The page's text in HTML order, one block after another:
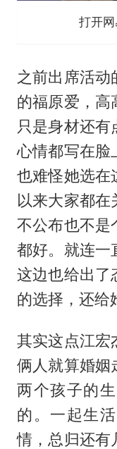
打开
之前出席活动
的福原爱，高
只是身材还
心情都写在脸
也难怪她选在
以来大家都在
不公布也不是
都好。就连一
这边也给出了
的选择，还给
其实这点江宏
俩人就算婚姻
两个孩子的
的。一起生
情，总归还有